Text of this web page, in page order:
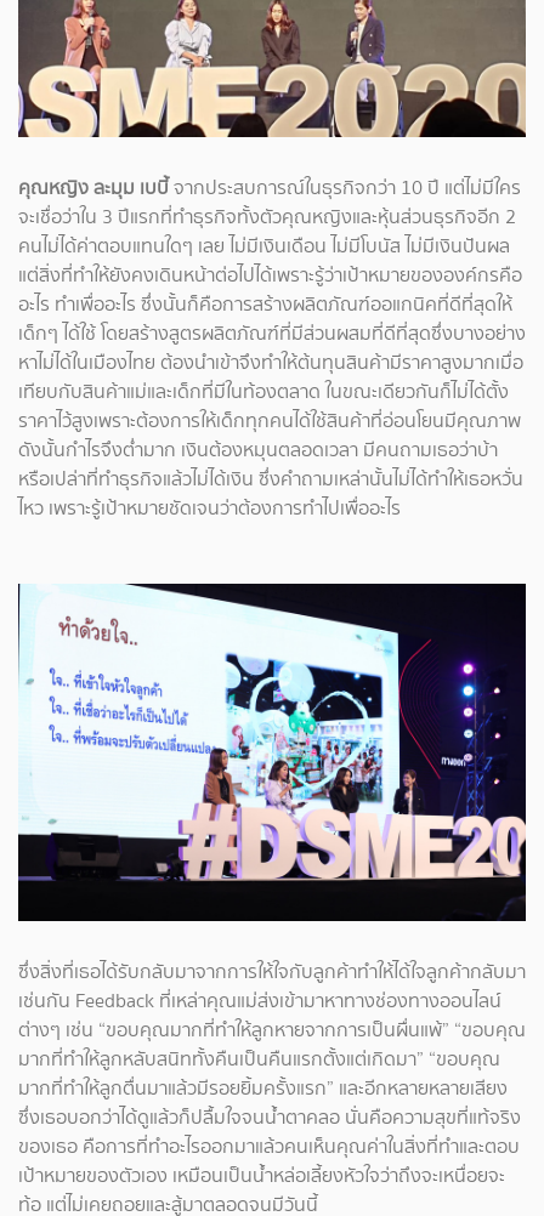
คุณหญิง ละมุม เบบี้จากประสบการณ์ในธุรกิจกว่า 10 ปี แต่ไม่มีใคร
จะเชื่อว่าใน 3 ปีแรกที่ทำธุรกิจทั้งตัวคุณหญิงและหุ้นส่วนธุรกิจอีก 2
คนไม่ได้ค่าตอบแทนใดๆ เลย ไม่มีเงินเดือน ไม่มีโบนัส ไม่มีเงินปันผล
แต่สิ่งที่ทำให้ยังคงเดินหน้าต่อไปได้เพราะรู้ว่าเป้าหมายขององค์กรคือ
อะไร ทำเพื่ออะไร ซึ่งนั้นก็คือการสร้างผลิตภัณฑ์ออแกนิคที่ดีที่สุดให้
เด็กๆ ได้ใช้ โดยสร้างสูตรผลิตภัณฑ์ที่มีส่วนผสมที่ดีที่สุดซึ่งบางอย่าง
หาไม่ได้ในเมืองไทย ต้องนำเข้าจึงทำให้ต้นทุนสินค้ามีราคาสูงมากเมื่อ
เทียบกับสินค้าแม่และเด็กที่มีในท้องตลาด ในขณะเดียวกันก็ไม่ได้ตั้ง
ราคาไว้สูงเพราะต้องการให้เด็กทุกคนได้ใช้สินค้าที่อ่อนโยนมีคุณภาพ
ดังนั้นกำไรจึงต่ำมาก เงินต้องหมุนตลอดเวลา มีคนถามเธอว่าบ้า
หรือเปล่าที่ทำธุรกิจแล้วไม่ได้เงิน ซึ่งคำถามเหล่านั้นไม่ได้ทำให้เธอหวั่น
ไหว เพราะรู้เป้าหมายชัดเจนว่าต้องการทำไปเพื่ออะไร
ซึ่งสิ่งที่เธอได้รับกลับมาจากการให้ใจกับลูกค้าทำให้ได้ใจลูกค้ากลับมา
เช่นกัน Feedback ที่เหล่าคุณแม่ส่งเข้ามาหาทางช่องทางออนไลน์
ต่างๆ เช่น “ขอบคุณมากที่ทำให้ลูกหายจากการเป็นผื่นแพ้” “ขอบคุณ
มากที่ทำให้ลูกหลับสนิททั้งคืนเป็นคืนแรกตั้งแต่เกิดมา” “ขอบคุณ
มากที่ทำให้ลูกตื่นมาแล้วมีรอยยิ้มครั้งแรก” และอีกหลายหลายเสียง
ซึ่งเธอบอกว่าได้ดูแล้วก็ปลื้มใจจนน้ำตาคลอ นั่นคือความสุขที่แท้จริง
ของเธอ คือการที่ทำอะไรออกมาแล้วคนเห็นคุณค่าในสิ่งที่ทำและตอบ
เป้าหมายของตัวเอง เหมือนเป็นน้ำหล่อเลี้ยงหัวใจว่าถึงจะเหนื่อยจะ
ท้อ แต่ไม่เคยถอยและสู้มาตลอดจนมีวันนี้